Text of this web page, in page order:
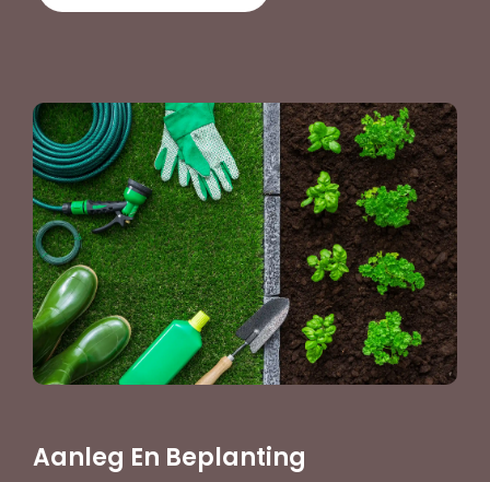
Aanleg En Beplanting